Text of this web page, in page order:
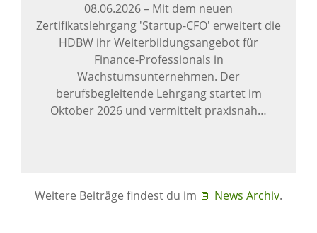
08.06.2026– Mit dem neuen
Zertifikatslehrgang 'Startup-CFO' erweitert die
HDBW ihr Weiterbildungsangebot für
Finance-Professionals in
Wachstumsunternehmen. Der
berufsbegleitende Lehrgang startet im
Oktober 2026 und vermittelt praxisnah…
Weitere Beiträge findest du im News Archiv.